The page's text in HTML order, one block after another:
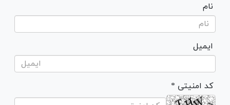
نام
ایمیل
* کد امنیتی